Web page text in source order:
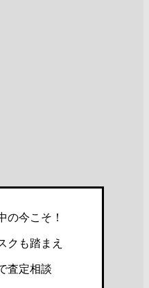
の今こそ！
クも踏まえ
査定相談